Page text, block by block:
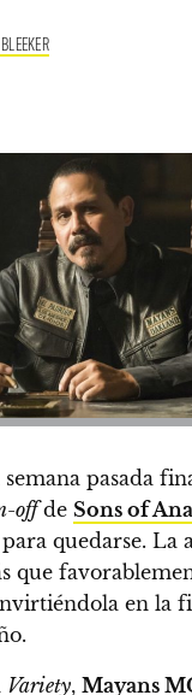
pasada
offde Sons of
quedarse. La
que
en la
Variety, Mayans